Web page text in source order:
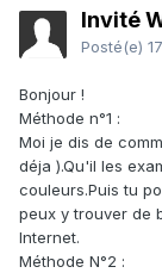
Invité
Posté(e)
Bonjour !
Méthode n°1 :
Moi je dis de
déja ).Qu'il les
couleurs.Puis tu
peux y trouver de
Internet.
Méthode N°2 :